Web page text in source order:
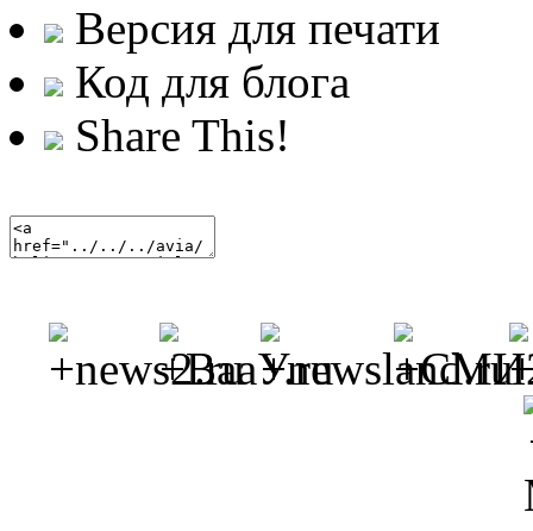
Версия для печати
Код для блога
Share This!